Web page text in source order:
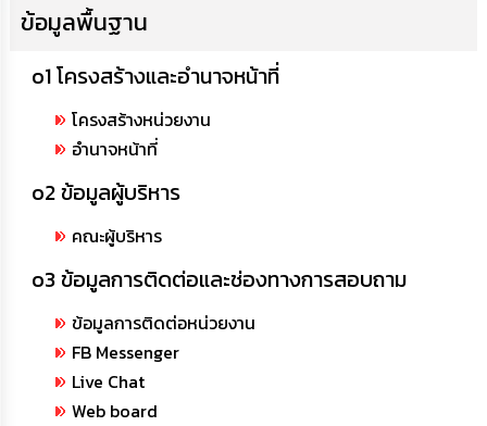
การ
เพื่อ
ป้องกัน
การ
มาตรการ
เสริม
และ
โปร่งใส
ร้อง
เรียน
ร้อง
ทุกข์
ข้อมูลพื้นฐาน
o1 โครงสร้างและอำนาจหน้าที่
โครงสร้างหน่วยงาน
อำนาจหน้าที่
o2 ข้อมูลผู้บริหาร
คณะผู้บริหาร
o3 ข้อมูลการติดต่อและช่องทางการสอบถาม
ข้อมูลการติดต่อหน่วยงาน
FB Messenger
Live Chat
Web board